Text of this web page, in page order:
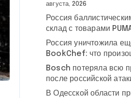
августа, 2026
Россия
склад с товарами
Россия уничтожила
BookChef: что
Bosch потеряла всю
после российской
В Одесской области